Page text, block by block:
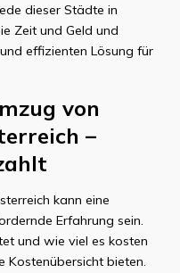
dieser Städte in
Zeit und Geld und
effizienten Lösung für
von
–
kann eine
Erfahrung sein.
und wie viel es kosten
Kostenübersicht bieten.